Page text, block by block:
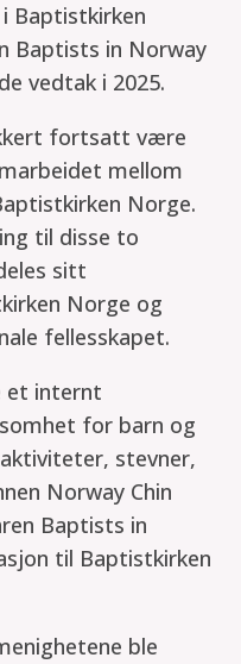
Baptistkirken
Baptists in Norway
vedtak i 2025.
fortsatt være
mellom
Norge.
til disse to
sitt
Norge og
fellesskapet.
et internt
for barn og
stevner,
Norway Chin
Baptists in
til Baptistkirken
ble